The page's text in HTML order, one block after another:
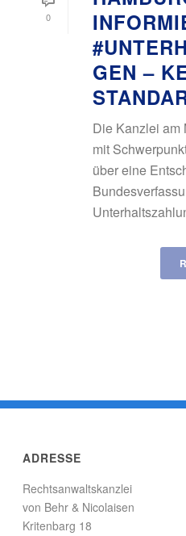
0
GEN –
Die Kanzlei am
mit
über eine
ADRESSE
Rechtsanwaltskanzlei
von Behr & Nicolaisen
Kritenbarg 18